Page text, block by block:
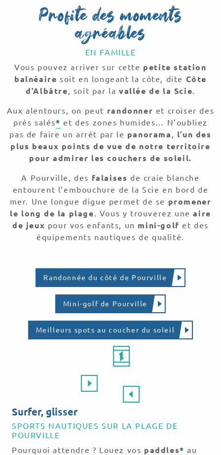
Profite des moments
agréables
EN FAMILLE
Vous pouvez arriver sur cette petite station
balnéaire soit en longeant la côte, dite Côte
d’Albâtre, soit par la vallée de la Scie.
Aux alentours, on peut randonner et croiser des
prés salés* et des zones humides… N’oubliez
pas de faire un arrêt par le panorama , l’un des
plus beaux points de vue de notre territoire
pour admirer les couchers de soleil.
A Pourville, des falaises de craie blanche
entourent l’embouchure de la Scie en bord de
mer. Une longue digue permet de se promener
le long de la plage. Vous y trouverez uneaire
de jeux pour vos enfants, un mini-golf et des
équipements nautiques de qualité.
Randonnée du côté de Pourville
Mini-golf de Pourville
Meilleurs spots au coucher du soleil
Surfer, glisser
SPORTS NAUTIQUES SUR LA PLAGE DE
POURVILLE
Pourquoi attendre ? Louez vos paddles* au